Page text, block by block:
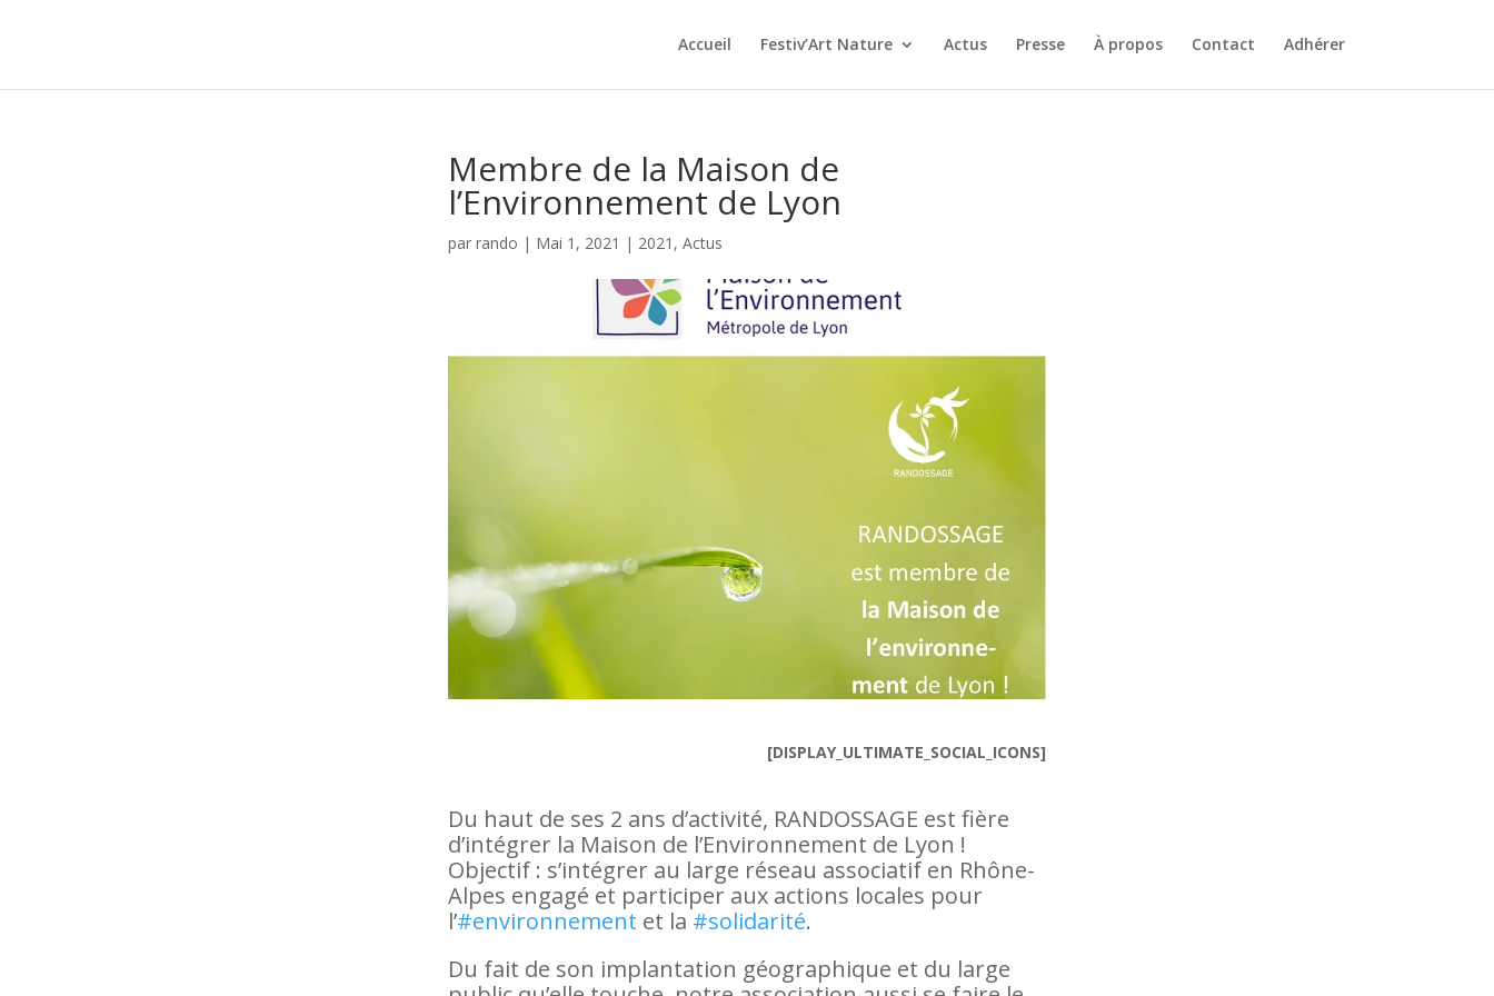
Accueil Festiv’Art Nature Actus Presse À propos Contact Adhérer
Membre de la Maison de
l’Environnement de Lyon
parrando | Mai 1, 2021 | 2021 ,Actus
[DISPLAY_ULTIMATE_SOCIAL_ICONS]
Du haut de ses 2 ans d’activité, RANDOSSAGE est fière
d’intégrer la Maison de l’Environnement de Lyon !
Objectif : s’intégrer au large réseau associatif en Rhône-
Alpes engagé et participer aux actions locales pour
l’#environnement et la #solidarité.
Du fait de son implantation géographique et du large